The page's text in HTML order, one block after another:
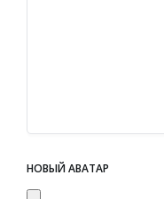
НОВЫЙ АВАТАР